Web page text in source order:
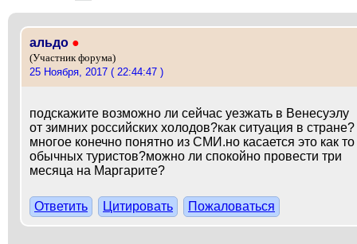
альдо ●
(Участник форума)
25 Ноября, 2017 ( 22:44:47 )
подскажите возможно ли сейчас уезжать в Венесуэлу
от зимних российских холодов?как ситуация в стране?
многое конечно понятно из СМИ.но касается это как то
обычных туристов?можно ли спокойно провести три
месяца на Маргарите?
Ответить Цитировать Пожаловаться